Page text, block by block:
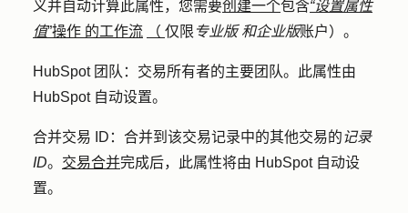
义并自动计算此属性，您需要创建一个包含“设置属性
值”操作 的工作流 （ 仅限 专业版和企业版账户）。
HubSpot 团队 ：交易所有者的主要团队。此属性由
HubSpot 自动设置。
合并交易 ID ：合并到该交易记录中的其他交易的记录
ID。 交易合并完成后，此属性将由 HubSpot 自动设
置。